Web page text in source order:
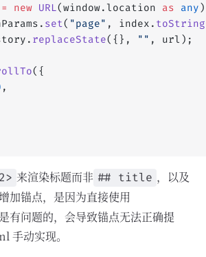
= new URL(window.location as any
set( "page" , index. toString
replaceState({}, "" , url);
({
,
来渲染标题而非 ## title ，以及
加锚点，是因为直接使用
问题的，会导致锚点无法正确提
手动实现。